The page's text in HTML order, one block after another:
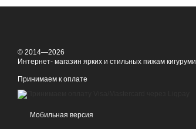
© 2014—2026
Интернет- магазин ярких и стильных пижам кигуруми
Принимаем к оплате
Мобильная версия